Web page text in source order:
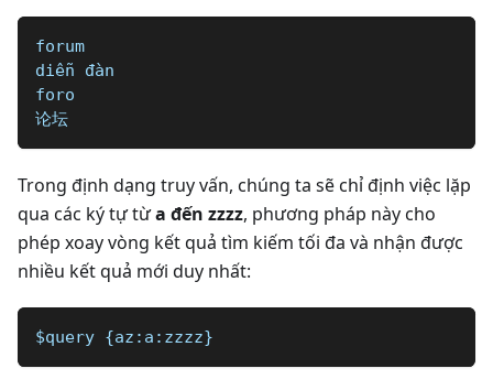
forum
diễn đàn
foro
论坛
Trong định dạng truy vấn, chúng ta sẽ chỉ định việc lặp
qua các ký tự từa đến zzzz, phương pháp này cho
phép xoay vòng kết quả tìm kiếm tối đa và nhận được
nhiều kết quả mới duy nhất:
$query {az:a:zzzz}